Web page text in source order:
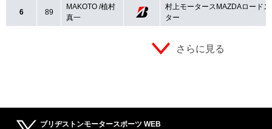
6 89
MAKOTO /植村
真一
村上モータースMAZDAロードス
ター
さらに見る
ブリヂストンモータースポーツ WEB